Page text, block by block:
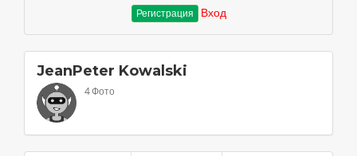
Регистрация Вход
JeanPeter Kowalski
4 Фото